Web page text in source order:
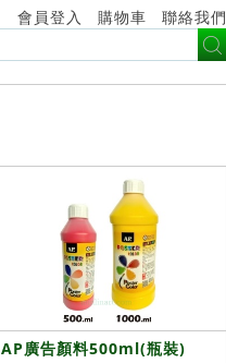
會員登入 購物車 聯絡我們
AP廣告顏料500ml(瓶裝)